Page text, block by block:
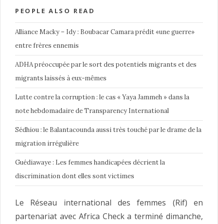
PEOPLE ALSO READ
Alliance Macky – Idy : Boubacar Camara prédit «une guerre»
entre frères ennemis
ADHA préoccupée par le sort des potentiels migrants et des
migrants laissés à eux-mêmes
Lutte contre la corruption : le cas « Yaya Jammeh » dans la
note hebdomadaire de Transparency International
Sédhiou : le Balantacounda aussi très touché par le drame de la
migration irrégulière
Guédiawaye : Les femmes handicapées décrient la
discrimination dont elles sont victimes
Le Réseau international des femmes (Rif) en
partenariat avec Africa Check a terminé dimanche,